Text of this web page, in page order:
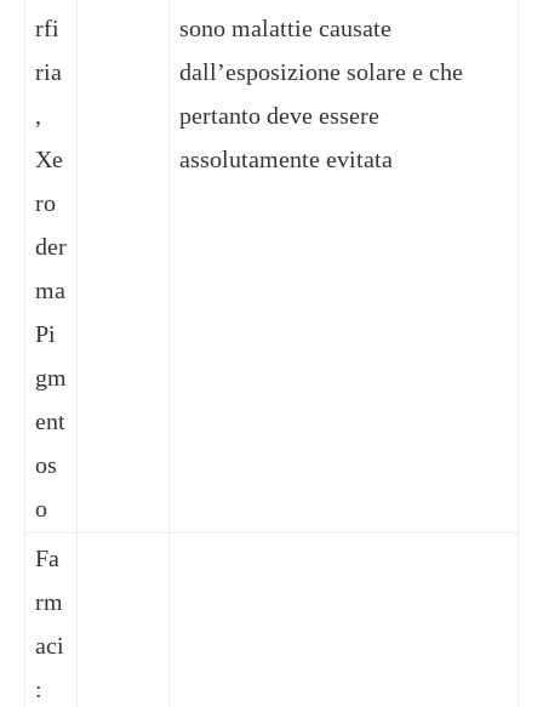
rfi
ria
,
Xe
ro
der
ma
Pi
gm
ent
os
o
sono malattie causate
dall’esposizione solare e che
pertanto deve essere
assolutamente evitata
Fa
rm
aci
: